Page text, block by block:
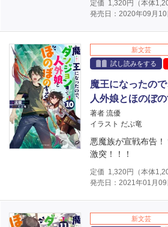
定価 1,320円（本体
発売日：2020年09月10
新文芸
試し読みをする
魔王になったの
人外娘とほのぼ
著者 流優
イラスト だぶ竜
悪魔族が宣戦布告
激突！！！
定価 1,320円（本体
発売日：2021年01月09
新文芸